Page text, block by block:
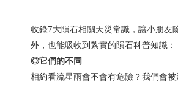
收錄7大隕石相關天災常識，讓小朋友
外，也能吸收到紮實的隕石科普知識：
◎它們的不同
相約看流星雨會不會有危險？我們會